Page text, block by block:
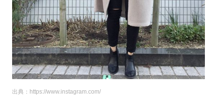
出典：https://www.instagram.com/